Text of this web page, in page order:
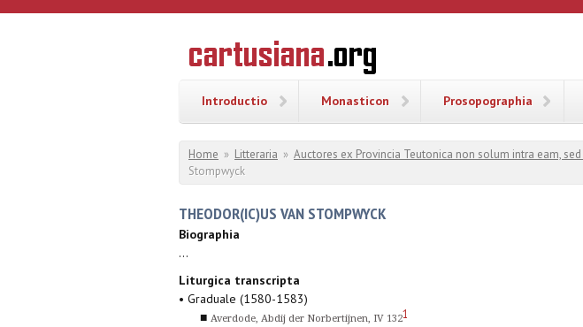
Overslaan en naar de inhoud gaan
CARTUSIANA
Geschiedenis
van de
Introductio Monasticon Prosopographia
U bent hier
Home » Litteraria » Auctores ex Provincia Teutonica non solum intra eam,
Stompwyck
THEODOR(IC)US VAN STOMPWYCK
Biographia
...
Liturgica transcripta
• Graduale (1580-1583)
■ Averdode, Abdij der Norbertijnen, IV 1321